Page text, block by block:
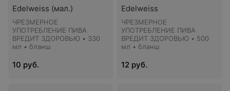
Edelweiss (мал.)
ЧРЕЗМЕРНОЕ
УПОТРЕБЛЕНИЕ ПИВА
ВРЕДИТ ЗДОРОВЬЮ • 330
мл • бланш
10 руб.
Edelweiss
ЧРЕЗМЕРНОЕ
УПОТРЕБЛЕНИЕ ПИВА
ВРЕДИТ ЗДОРОВЬЮ • 500
мл • бланш
12 руб.